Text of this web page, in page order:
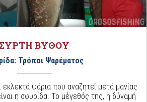
ΣΥΡΤΗ ΒΥΘΟΥ
Τρόποι Ψαρέματος
ψάρια που αναζητεί μετά μανίας
η σφυρίδα. Το μέγεθός της, η δύναμή